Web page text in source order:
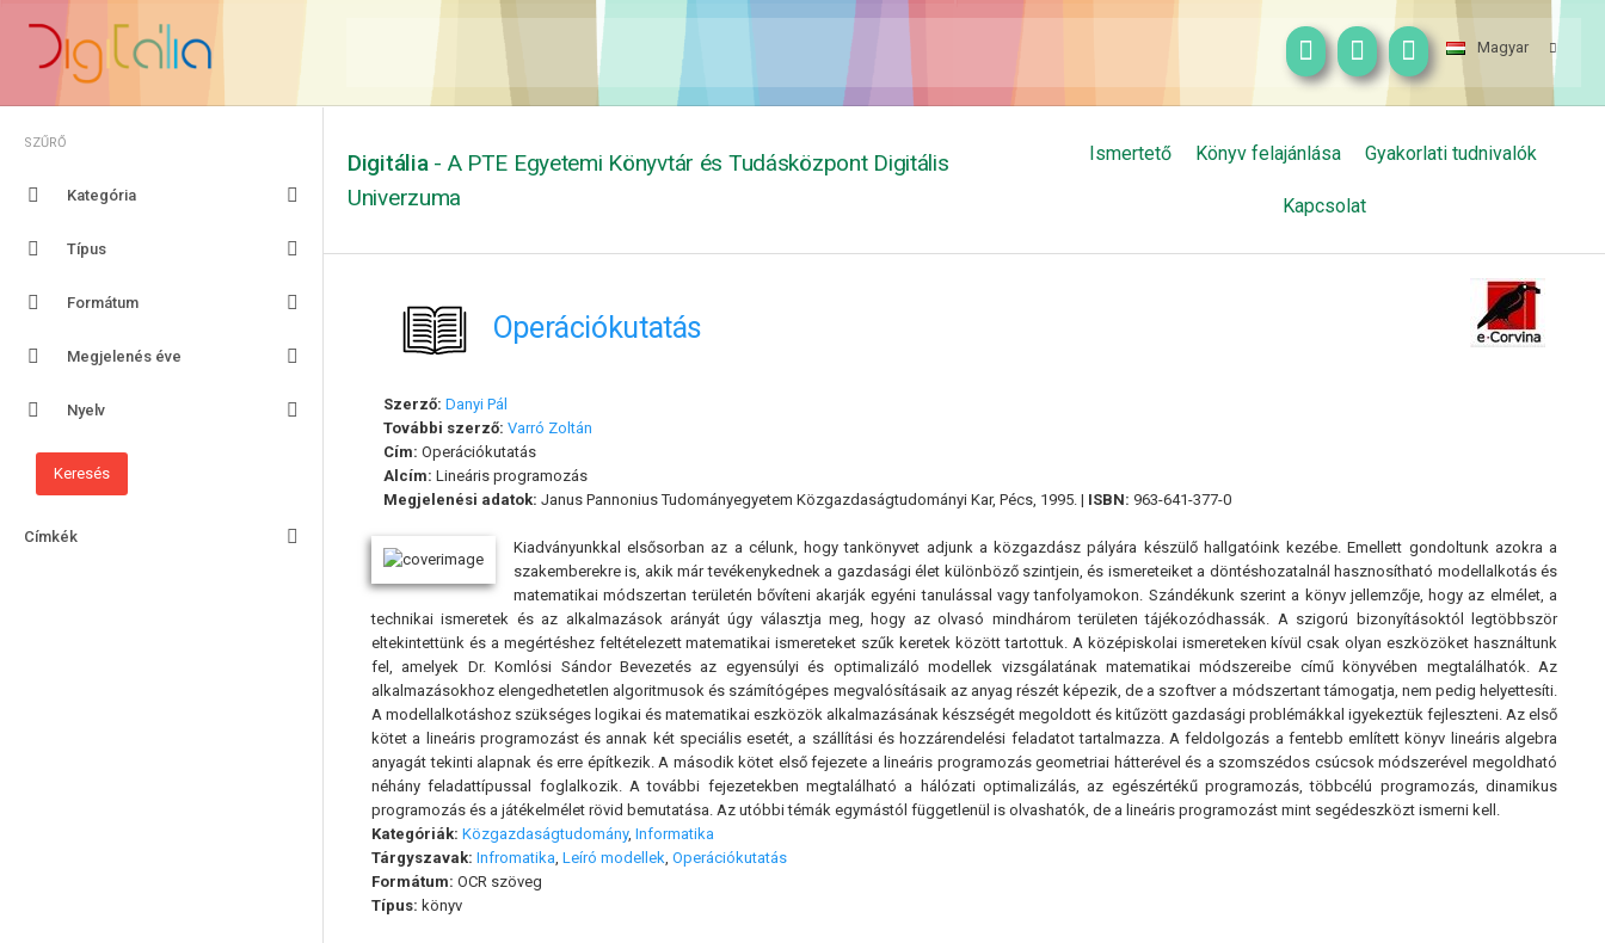
Magyar
SZŰRŐ
Kategória
Típus
Formátum
Megjelenés éve
Nyelv
Címkék
Digitália - A PTE Egyetemi Könyvtár és Tudásközpont Digitális
Univerzuma
Ismertető Könyv felajánlása Gyakorlati tudnivalók
Kapcsolat
Operációkutatás
Szerző: Danyi Pál
További szerző: Varró Zoltán
Cím: Operációkutatás
Alcím: Lineáris programozás
Megjelenési adatok: Janus Pannonius Tudományegyetem Közgazdaságtudományi Kar, Pécs, 1995. | ISBN: 963-641-377-0
Kiadványunkkal elsősorban az a célunk, hogy tankönyvet adjunk a közgazdász pályára készülő hallgatóink kezébe. Emellett gondoltunk azokra a
szakemberekre is, akik már tevékenykednek a gazdasági élet különböző szintjein, és ismereteiket a döntéshozatalnál hasznosítható modellalkotás és
matematikai módszertan területén bővíteni akarják egyéni tanulással vagy tanfolyamokon. Szándékunk szerint a könyv jellemzője, hogy az elmélet, a
technikai ismeretek és az alkalmazások arányát úgy választja meg, hogy az olvasó mindhárom területen tájékozódhassák. A szigorú bizonyításoktól legtöbbször
eltekintettünk és a megértéshez feltételezett matematikai ismereteket szűk keretek között tartottuk. A középiskolai ismereteken kívül csak olyan eszközöket használtunk
fel, amelyek Dr. Komlósi Sándor Bevezetés az egyensúlyi és optimalizáló modellek vizsgálatának matematikai módszereibe című könyvében megtalálhatók. Az
alkalmazásokhoz elengedhetetlen algoritmusok és számítógépes megvalósításaik az anyag részét képezik, de a szoftver a módszertant támogatja, nem pedig helyettesíti.
A modellalkotáshoz szükséges logikai és matematikai eszközök alkalmazásának készségét megoldott és kitűzött gazdasági problémákkal igyekeztük fejleszteni. Az első
kötet a lineáris programozást és annak két speciális esetét, a szállítási és hozzárendelési feladatot tartalmazza. A feldolgozás a fentebb említett könyv lineáris algebra
anyagát tekinti alapnak és erre építkezik. A második kötet első fejezete a lineáris programozás geometriai hátterével és a szomszédos csúcsok módszerével megoldható
néhány feladattípussal foglalkozik. A további fejezetekben megtalálható a hálózati optimalizálás, az egészértékű programozás, többcélú programozás, dinamikus
programozás és a játékelmélet rövid bemutatása. Az utóbbi témák egymástól függetlenül is olvashatók, de a lineáris programozást mint segédeszközt ismerni kell.
Kategóriák: Közgazdaságtudomány, Informatika
Tárgyszavak: Infromatika Leíró modellek Operációkutatás
Formátum: OCR szöveg
Típus: könyv